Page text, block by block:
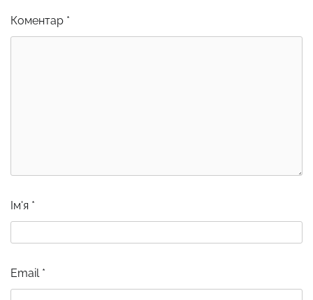
Коментар *
Ім'я *
Email *